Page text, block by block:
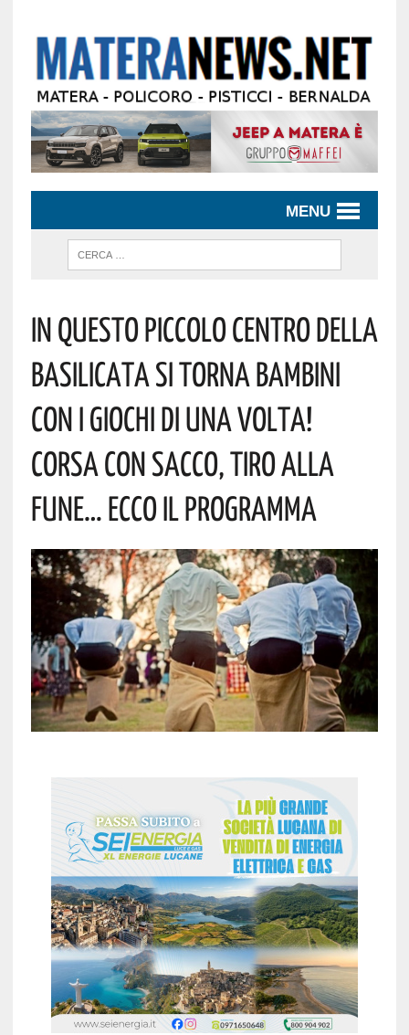
MENU
In Questo Piccolo Centro Della
Basilicata Si Torna Bambini
Con I Giochi Di Una Volta!
Corsa Con Sacco, Tiro Alla
Fune… Ecco Il Programma